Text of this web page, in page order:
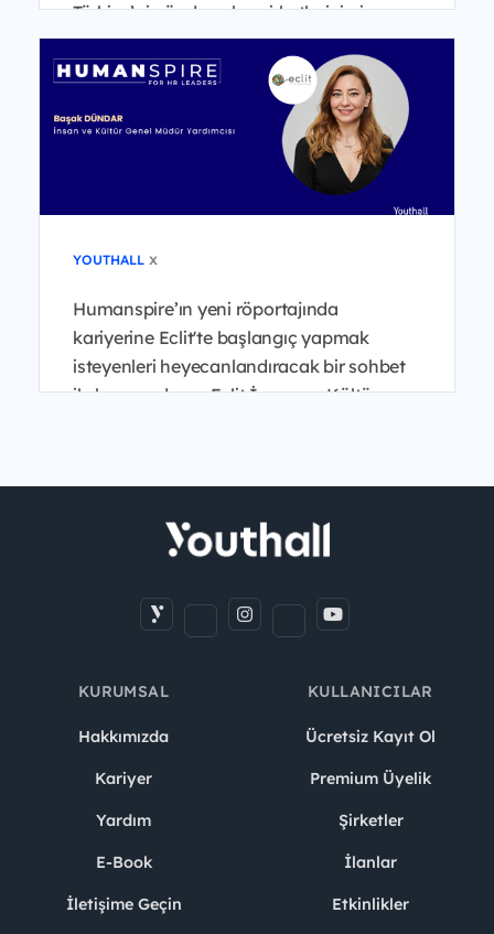
Türkiye’nin önde gelen şirketlerinin insan
kaynakları liderleri...
YOUTHALL x
Humanspire’ın yeni röportajında
kariyerine Eclit'te başlangıç yapmak
isteyenleri heyecanlandıracak bir sohbet
ile karşınızdayız. Eclit İnsan ve Kültür
KURUMSAL
Hakkımızda
Kariyer
Yardım
E-Book
İletişime Geçin
KULLANICILAR
Ücretsiz Kayıt Ol
Premium Üyelik
Şirketler
İlanlar
Etkinlikler